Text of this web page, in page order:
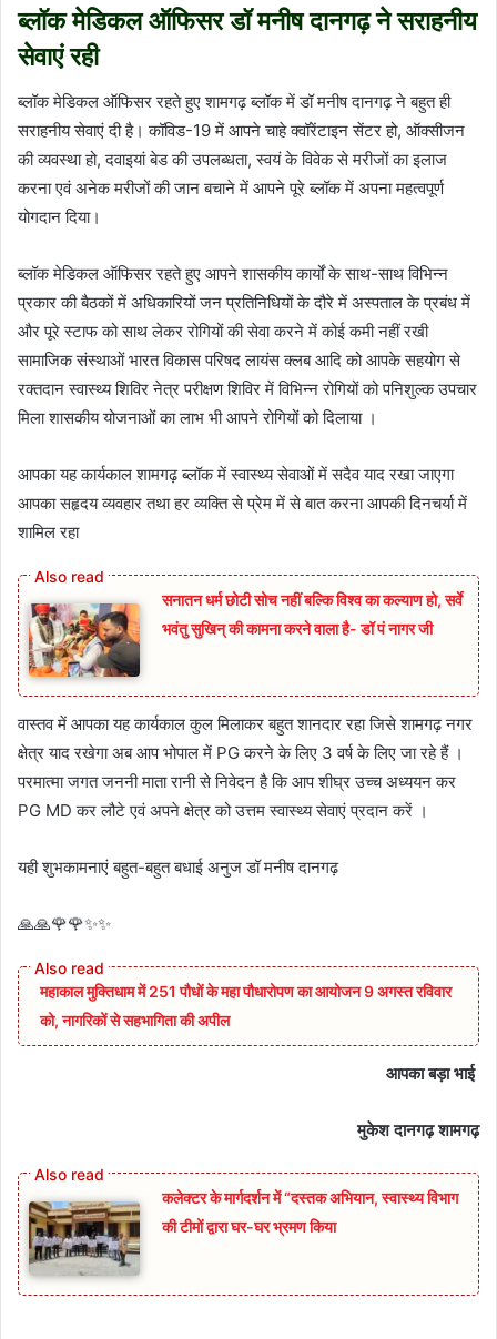
ब्लॉक मेडिकल ऑफिसर डॉ मनीष दानगढ़ ने सराहनीय
सेवाएं रही
ब्लॉक मेडिकल ऑफिसर रहते हुए शामगढ़ ब्लॉक में डॉ मनीष दानगढ़ ने बहुत ही
सराहनीय सेवाएं दी है। कॉविड-19 में आपने चाहे क्वॉरेंटाइन सेंटर हो, ऑक्सीजन
की व्यवस्था हो, दवाइयां बेड की उपलब्धता, स्वयं के विवेक से मरीजों का इलाज
करना एवं अनेक मरीजों की जान बचाने में आपने पूरे ब्लॉक में अपना महत्वपूर्ण
योगदान दिया।
ब्लॉक मेडिकल ऑफिसर रहते हुए आपने शासकीय कार्यों के साथ-साथ विभिन्न
प्रकार की बैठकों में अधिकारियों जन प्रतिनिधियों के दौरे में अस्पताल के प्रबंध में
और पूरे स्टाफ को साथ लेकर रोगियों की सेवा करने में कोई कमी नहीं रखी
सामाजिक संस्थाओं भारत विकास परिषद लायंस क्लब आदि को आपके सहयोग से
रक्तदान स्वास्थ्य शिविर नेत्र परीक्षण शिविर में विभिन्न रोगियों को पनिशुल्क उपचार
मिला शासकीय योजनाओं का लाभ भी आपने रोगियों को दिलाया ।
आपका यह कार्यकाल शामगढ़ ब्लॉक में स्वास्थ्य सेवाओं में सदैव याद रखा जाएगा
आपका सहृदय व्यवहार तथा हर व्यक्ति से प्रेम में से बात करना आपकी दिनचर्या में
शामिल रहा
सनातन धर्म छोटी सोच नहीं बल्कि विश्व का कल्याण हो, सर्वे
भवंतु सुखिन् की कामना करने वाला है- डॉ पं नागर जी
वास्तव में आपका यह कार्यकाल कुल मिलाकर बहुत शानदार रहा जिसे शामगढ़ नगर
क्षेत्र याद रखेगा अब आप भोपाल में PG करने के लिए 3 वर्ष के लिए जा रहे हैं ।
परमात्मा जगत जननी माता रानी से निवेदन है कि आप शीघ्र उच्च अध्ययन कर
PG MD कर लौटे एवं अपने क्षेत्र को उत्तम स्वास्थ्य सेवाएं प्रदान करें ।
यही शुभकामनाएं बहुत-बहुत बधाई अनुज डॉ मनीष दानगढ़
🙏🙏🌹🌹✨✨
महाकाल मुक्तिधाम में 251 पौधों के महा पौधारोपण का आयोजन 9 अगस्त रविवार
को, नागरिकों से सहभागिता की अपील
आपका बड़ा भाई
मुकेश दानगढ़ शामगढ़
कलेक्टर के मार्गदर्शन में “दस्तक अभियान,‌ स्वास्थ्य विभाग
की टीमों द्वारा घर-घर भ्रमण किया